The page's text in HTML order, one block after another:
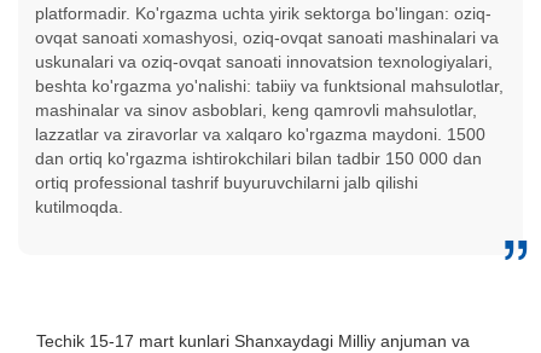
platformadir. Ko'rgazma uchta yirik sektorga bo'lingan: oziq-
ovqat sanoati xomashyosi, oziq-ovqat sanoati mashinalari va
uskunalari va oziq-ovqat sanoati innovatsion texnologiyalari,
beshta ko'rgazma yo'nalishi: tabiiy va funktsional mahsulotlar,
mashinalar va sinov asboblari, keng qamrovli mahsulotlar,
lazzatlar va ziravorlar va xalqaro ko'rgazma maydoni. 1500
dan ortiq ko'rgazma ishtirokchilari bilan tadbir 150 000 dan
ortiq professional tashrif buyuruvchilarni jalb qilishi
kutilmoqda.
Techik 15-17 mart kunlari Shanxaydagi Milliy anjuman va